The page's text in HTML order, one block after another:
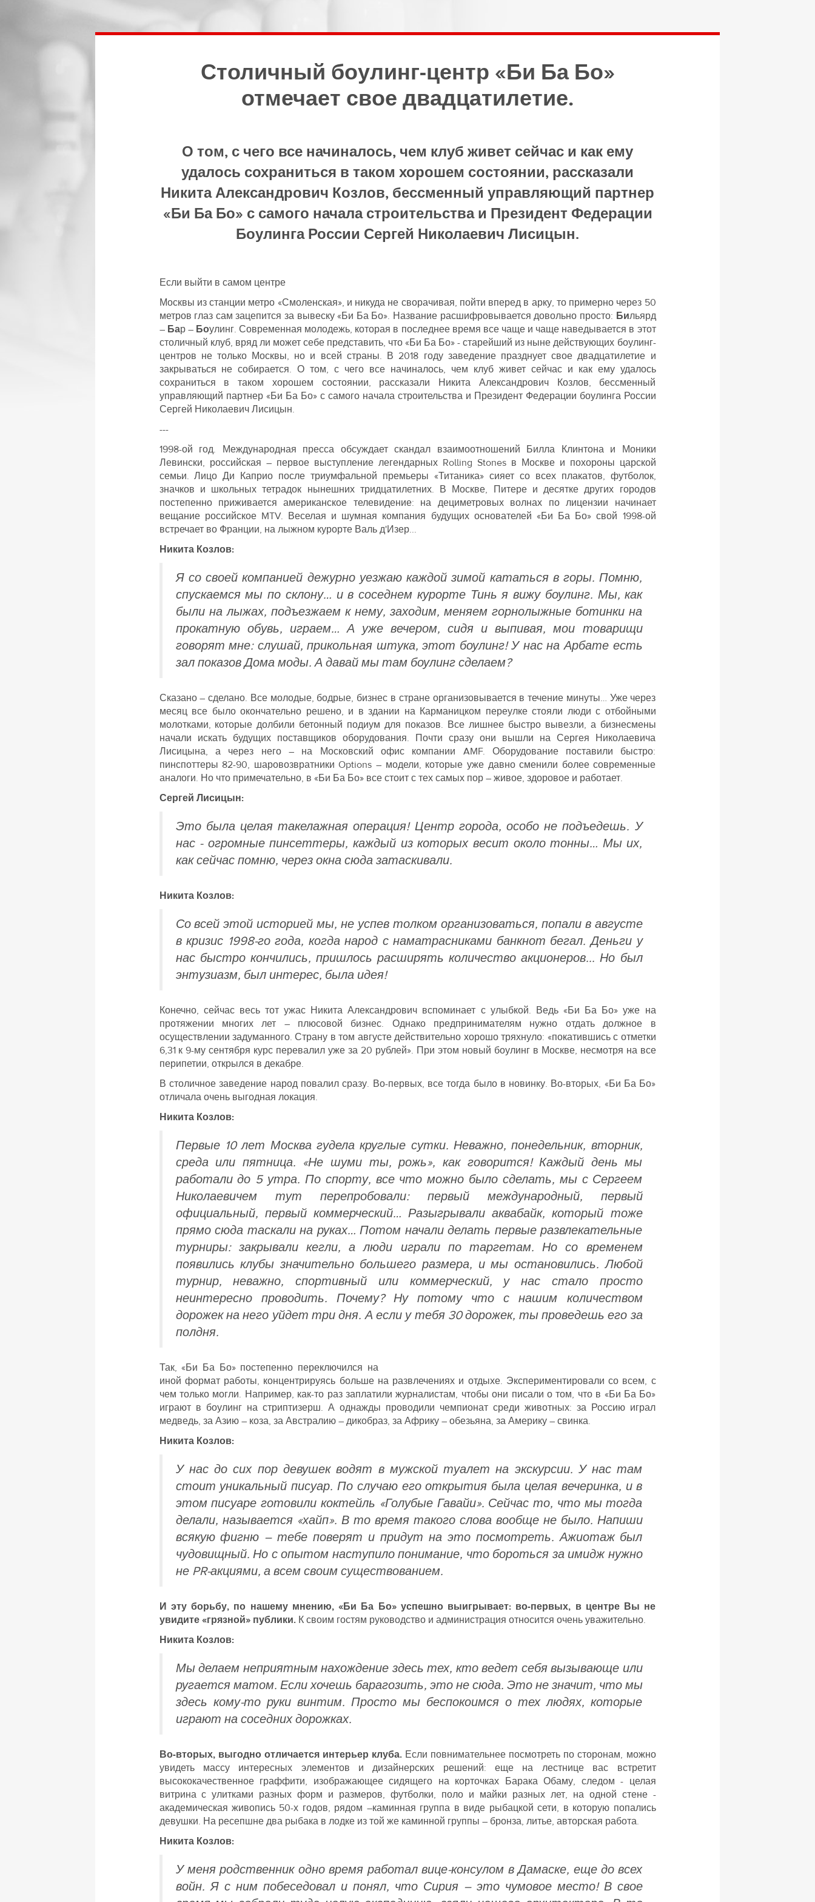
Столичный боулинг-центр «Би Ба Бо»
отмечает свое двадцатилетие.
О том, с чего все начиналось, чем клуб живет сейчас и как ему
удалось сохраниться в таком хорошем состоянии, рассказали
Никита Александрович Козлов, бессменный управляющий партнер
«Би Ба Бо» с самого начала строительства и Президент Федерации
Боулинга России Сергей Николаевич Лисицын.
Если выйти в самом центре
Москвы из станции метро «Смоленская», и никуда не сворачивая, пойти вперед в арку, то примерно через 50
метров глаз сам зацепится за вывеску «Би Ба Бо». Название расшифровывается довольно просто: Бильярд
– Бар – Боулинг. Современная молодежь, которая в последнее время все чаще и чаще наведывается в этот
столичный клуб, вряд ли может себе представить, что «Би Ба Бо» - старейший из ныне действующих боулинг-
центров не только Москвы, но и всей страны. В 2018 году заведение празднует свое двадцатилетие и
закрываться не собирается. О том, с чего все начиналось, чем клуб живет сейчас и как ему удалось
сохраниться в таком хорошем состоянии, рассказали Никита Александрович Козлов, бессменный
управляющий партнер «Би Ба Бо» с самого начала строительства и Президент Федерации боулинга России
Сергей Николаевич Лисицын.
---
1998-ой год. Международная пресса обсуждает скандал взаимоотношений Билла Клинтона и Моники
Левински, российская – первое выступление легендарных Rolling Stones в Москве и похороны царской
семьи. Лицо Ди Каприо после триумфальной премьеры «Титаника» сияет со всех плакатов, футболок,
значков и школьных тетрадок нынешних тридцатилетних. В Москве, Питере и десятке других городов
постепенно приживается американское телевидение: на дециметровых волнах по лицензии начинает
вещание российское MTV. Веселая и шумная компания будущих основателей «Би Ба Бо» свой 1998-ой
встречает во Франции, на лыжном курорте Валь д'Изер...
Никита Козлов:
Я со своей компанией дежурно уезжаю каждой зимой кататься в горы. Помню,
спускаемся мы по склону… и в соседнем курорте Тинь я вижу боулинг. Мы, как
были на лыжах, подъезжаем к нему, заходим, меняем горнолыжные ботинки на
прокатную обувь, играем… А уже вечером, сидя и выпивая, мои товарищи
говорят мне: слушай, прикольная штука, этот боулинг! У нас на Арбате есть
зал показов Дома моды. А давай мы там боулинг сделаем?
Сказано – сделано. Все молодые, бодрые, бизнес в стране организовывается в течение минуты… Уже через
месяц все было окончательно решено, и в здании на Карманицком переулке стояли люди с отбойными
молотками, которые долбили бетонный подиум для показов. Все лишнее быстро вывезли, а бизнесмены
начали искать будущих поставщиков оборудования. Почти сразу они вышли на Сергея Николаевича
Лисицына, а через него – на Московский офис компании AMF. Оборудование поставили быстро:
пинспоттеры 82-90, шаровозвратники Options – модели, которые уже давно сменили более современные
аналоги. Но что примечательно, в «Би Ба Бо» все стоит с тех самых пор – живое, здоровое и работает.
Сергей Лисицын:
Это была целая такелажная операция! Центр города, особо не подъедешь. У
нас - огромные пинсеттеры, каждый из которых весит около тонны… Мы их,
как сейчас помню, через окна сюда затаскивали.
Никита Козлов:
Со всей этой историей мы, не успев толком организоваться, попали в августе
в кризис 1998-го года, когда народ с наматрасниками банкнот бегал. Деньги у
нас быстро кончились, пришлось расширять количество акционеров... Но был
энтузиазм, был интерес, была идея!
Конечно, сейчас весь тот ужас Никита Александрович вспоминает с улыбкой. Ведь «Би Ба Бо» уже на
протяжении многих лет – плюсовой бизнес. Однако предпринимателям нужно отдать должное в
осуществлении задуманного. Страну в том августе действительно хорошо тряхнуло: «покатившись с отметки
6,31 к 9-му сентября курс перевалил уже за 20 рублей». При этом новый боулинг в Москве, несмотря на все
перипетии, открылся в декабре.
В столичное заведение народ повалил сразу. Во-первых, все тогда было в новинку. Во-вторых, «Би Ба Бо»
отличала очень выгодная локация.
Никита Козлов:
Первые 10 лет Москва гудела круглые сутки. Неважно, понедельник, вторник,
среда или пятница. «Не шуми ты, рожь», как говорится! Каждый день мы
работали до 5 утра. По спорту, все что можно было сделать, мы с Сергеем
Николаевичем тут перепробовали: первый международный, первый
официальный, первый коммерческий… Разыгрывали аквабайк, который тоже
прямо сюда таскали на руках… Потом начали делать первые развлекательные
турниры: закрывали кегли, а люди играли по таргетам. Но со временем
появились клубы значительно большего размера, и мы остановились. Любой
турнир, неважно, спортивный или коммерческий, у нас стало просто
неинтересно проводить. Почему? Ну потому что с нашим количеством
дорожек на него уйдет три дня. А если у тебя 30 дорожек, ты проведешь его за
полдня.
Так, «Би Ба Бо» постепенно переключился на
иной формат работы, концентрируясь больше на развлечениях и отдыхе. Экспериментировали со всем, с
чем только могли. Например, как-то раз заплатили журналистам, чтобы они писали о том, что в «Би Ба Бо»
играют в боулинг на стриптизерш. А однажды проводили чемпионат среди животных: за Россию играл
медведь, за Азию – коза, за Австралию – дикобраз, за Африку – обезьяна, за Америку – свинка.
Никита Козлов:
У нас до сих пор девушек водят в мужской туалет на экскурсии. У нас там
стоит уникальный писуар. По случаю его открытия была целая вечеринка, и в
этом писуаре готовили коктейль «Голубые Гавайи». Сейчас то, что мы тогда
делали, называется «хайп». В то время такого слова вообще не было. Напиши
всякую фигню – тебе поверят и придут на это посмотреть. Ажиотаж был
чудовищный. Но с опытом наступило понимание, что бороться за имидж нужно
не PR-акциями, а всем своим существованием.
И эту борьбу, по нашему мнению, «Би Ба Бо» успешно выигрывает: во-первых, в центре Вы не
увидите «грязной» публики.К своим гостям руководство и администрация относится очень уважительно.
Никита Козлов:
Мы делаем неприятным нахождение здесь тех, кто ведет себя вызывающе или
ругается матом. Если хочешь барагозить, это не сюда. Это не значит, что мы
здесь кому-то руки винтим. Просто мы беспокоимся о тех людях, которые
играют на соседних дорожках.
Во-вторых, выгодно отличается интерьер клуба.Если повнимательнее посмотреть по сторонам, можно
увидеть массу интересных элементов и дизайнерских решений: еще на лестнице вас встретит
высококачественное граффити, изображающее сидящего на корточках Барака Обаму, следом - целая
витрина с улитками разных форм и размеров, футболки, поло и майки разных лет, на одной стене -
академическая живопись 50-х годов, рядом –каминная группа в виде рыбацкой сети, в которую попались
девушки. На ресепшне два рыбака в лодке из той же каминной группы – бронза, литье, авторская работа.
Никита Козлов:
У меня родственник одно время работал вице-консулом в Дамаске, еще до всех
войн. Я с ним побеседовал и понял, что Сирия – это чумовое место! В свое